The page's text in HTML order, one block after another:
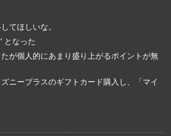
てほしいな。
となった
が個人的にあまり盛り上がるポイントが無
ニープラスのギフトカード購入し、「マイ